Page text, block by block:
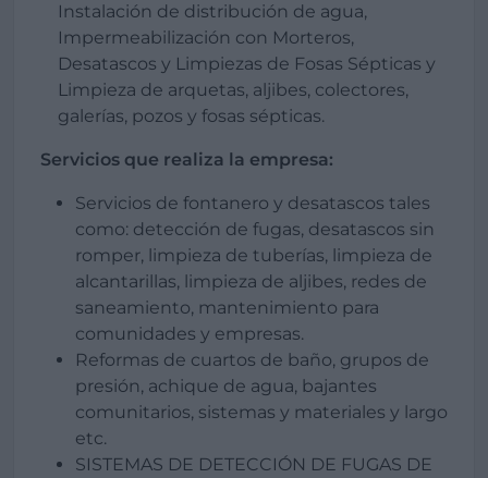
Instalación de distribución de agua,
Impermeabilización con Morteros,
Desatascos y Limpiezas de Fosas Sépticas y
Limpieza de arquetas, aljibes, colectores,
galerías, pozos y fosas sépticas.
Servicios que realiza la empresa:
Servicios de fontanero y desatascos tales
como: detección de fugas, desatascos sin
romper, limpieza de tuberías, limpieza de
alcantarillas, limpieza de aljibes, redes de
saneamiento, mantenimiento para
comunidades y empresas.
Reformas de cuartos de baño, grupos de
presión, achique de agua, bajantes
comunitarios, sistemas y materiales y largo
etc.
SISTEMAS DE DETECCIÓN DE FUGAS DE